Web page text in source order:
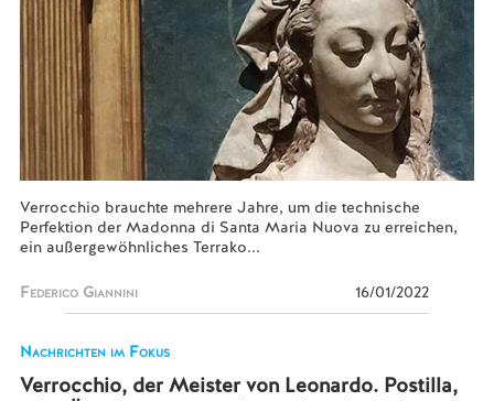
Verrocchio brauchte mehrere Jahre, um die technische
Perfektion der Madonna di Santa Maria Nuova zu erreichen,
ein außergewöhnliches Terrako...
Federico Giannini 16/01/2022
Nachrichten im Fokus
Verrocchio, der Meister von Leonardo. Postilla,